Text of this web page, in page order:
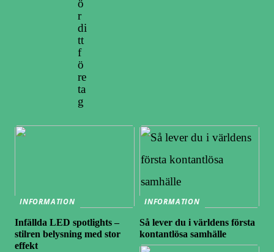
ö
r
di
tt
f
ö
re
ta
g
INFORMATION
Infällda LED spotlights –
stilren belysning med stor
effekt
INFORMATION
Så lever du i världens första
kontantlösa samhälle